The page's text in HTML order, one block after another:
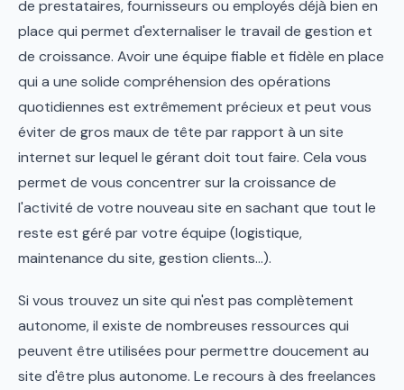
de prestataires, fournisseurs ou employés déjà bien en
place qui permet d'externaliser le travail de gestion et
de croissance. Avoir une équipe fiable et fidèle en place
qui a une solide compréhension des opérations
quotidiennes est extrêmement précieux et peut vous
éviter de gros maux de tête par rapport à un site
internet sur lequel le gérant doit tout faire. Cela vous
permet de vous concentrer sur la croissance de
l'activité de votre nouveau site en sachant que tout le
reste est géré par votre équipe (logistique,
maintenance du site, gestion clients...).
Si vous trouvez un site qui n'est pas complètement
autonome, il existe de nombreuses ressources qui
peuvent être utilisées pour permettre doucement au
site d'être plus autonome. Le recours à des freelances